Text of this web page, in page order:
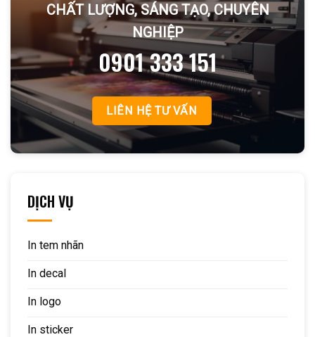
CHẤT LƯỢNG, SÁNG TẠO, CHUYÊN
NGHIỆP
0901 333 151
LIÊN HỆ TƯ VẤN
DỊCH VỤ
In tem nhãn
In decal
In logo
In sticker